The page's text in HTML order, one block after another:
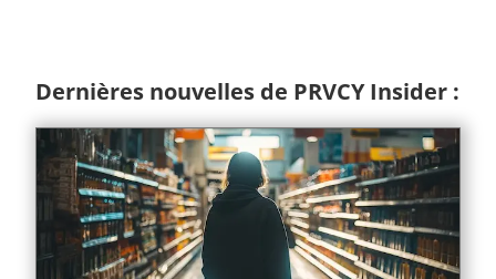
Dernières nouvelles de PRVCY Insider :